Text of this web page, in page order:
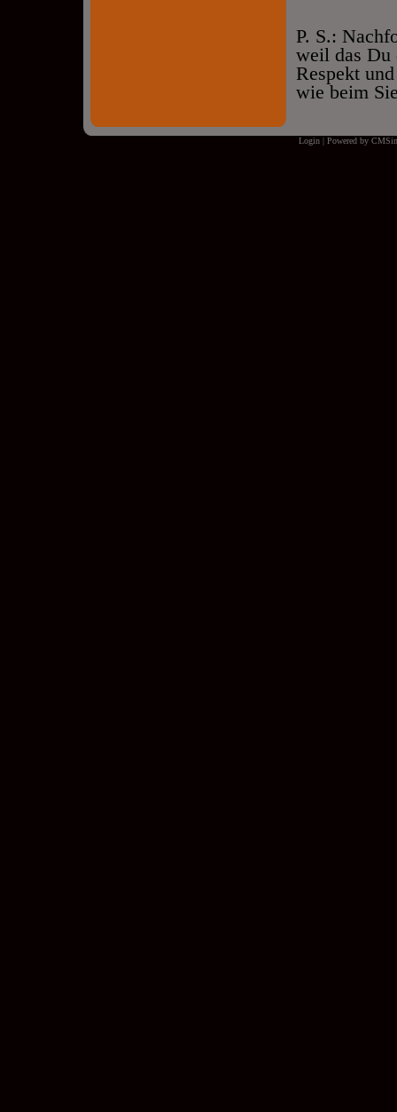
P. S.:
weil das Du
Respekt
wie beim
Login | Powered by